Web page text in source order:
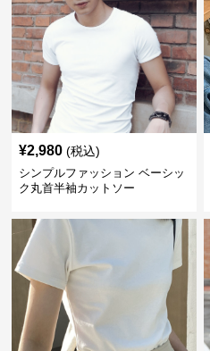
¥2,980 (税込)
シンプルファッション ベーシッ
ク丸首半袖カットソー